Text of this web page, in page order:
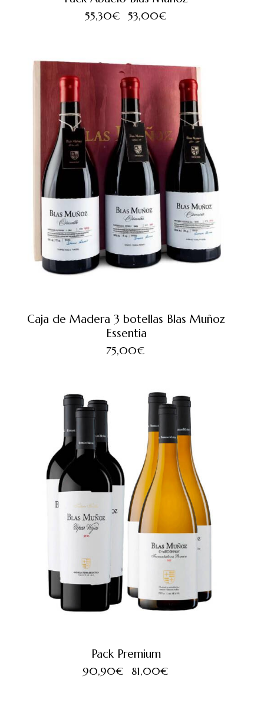
55,30€ 53,00€
Caja de Madera 3 botellas Blas Muñoz
Essentia
75,00€
Pack Premium
90,90€ 81,00€